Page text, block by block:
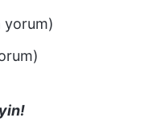
yorum)